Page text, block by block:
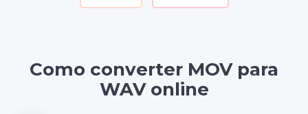
Como converter MOV para
WAV online